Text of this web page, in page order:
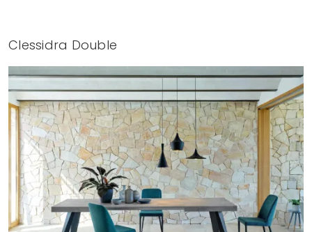
Clessidra Double